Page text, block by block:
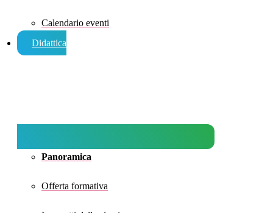
Calendario eventi
Didattica
Panoramica
Offerta formativa